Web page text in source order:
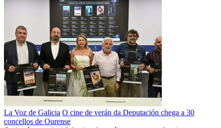
La Voz de Galicia O cine de verán da Deputación chega a 30
concellos de Ourense